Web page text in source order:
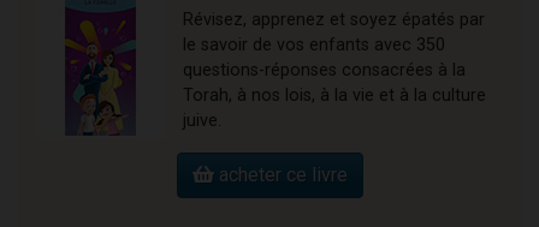
Révisez, apprenez et soyez épatés par
le savoir de vos enfants avec 350
questions-réponses consacrées à la
Torah, à nos lois, à la vie et à la culture
juive.
acheter ce livre